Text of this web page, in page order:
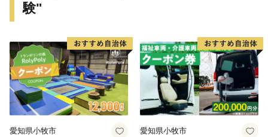
極的に取り組んでおり、子育て・若者世代の方やその子
た、観光客の方に更に楽しんでいただけるように観光施
策にも力を入れています。子どもたちをはじめとした町
民の方、観光客の方の笑顔で溢れるまちづくりを行って
参りますので温かいご支援、寄附金を心よりお待ちして
おります。そして、一年中いつ訪れても魅力いっぱいの
観光地「長瀞」へ是非遊びに来て楽しんでください！
験"
愛知県小牧市 愛知県小牧市